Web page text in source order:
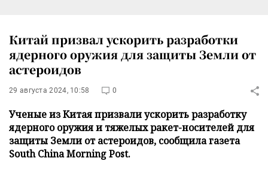
Китай призвал ускорить разработки
ядерного оружия для защиты Земли от
астероидов
29 августа 2024, 10:58 0
Ученые из Китая призвали ускорить разработку
ядерного оружия и тяжелых ракет-носителей для
защиты Земли от астероидов, сообщила газета
South China Morning Post.